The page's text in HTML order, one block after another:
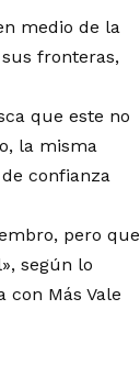
medio de la
fronteras,
que este no
la misma
confianza
pero que
según lo
con Más Vale